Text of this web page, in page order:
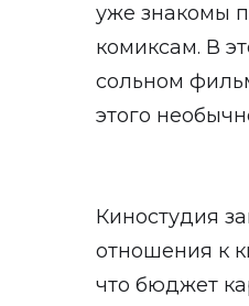
уже знакомы
комиксам. В
сольном
этого
Киностудия
отношения к
что бюджет